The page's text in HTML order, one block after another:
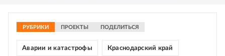
РУБРИКИ ПРОЕКТЫ ПОДЕЛИТЬСЯ
Аварии и катастрофы Краснодарский край